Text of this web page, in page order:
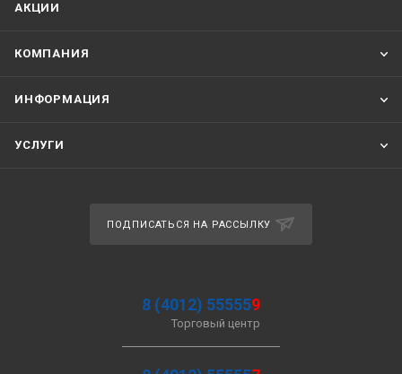
АКЦИИ
КОМПАНИЯ
ИНФОРМАЦИЯ
УСЛУГИ
ПОДПИСАТЬСЯ НА РАССЫЛКУ
8 (4012) 555559
Торговый центр